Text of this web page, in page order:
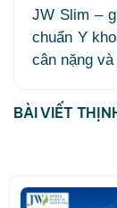
JW Slim –
chuẩn Y
cân nặng
BÀI VIẾT